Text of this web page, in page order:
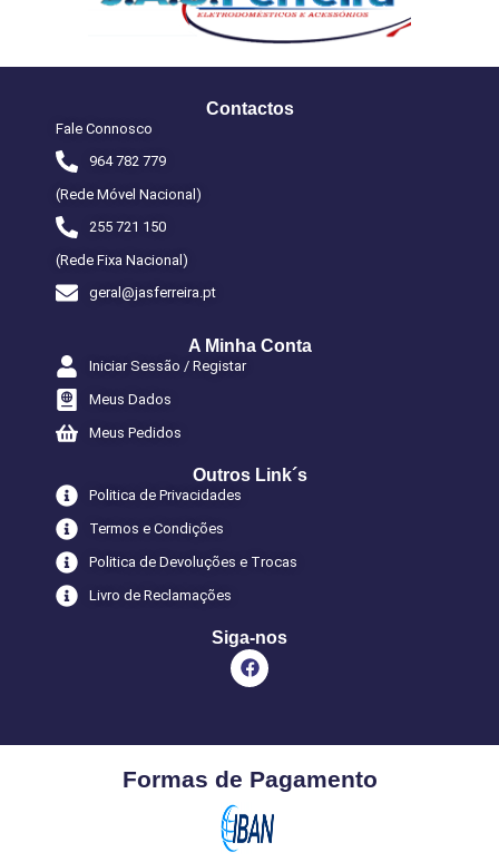
Contactos
Fale Connosco
964 782 779
(Rede Móvel Nacional)
255 721 150
(Rede Fixa Nacional)
geral@jasferreira.pt
A Minha Conta
Iniciar Sessão / Registar
Meus Dados
Meus Pedidos
Outros Link´s
Politica de Privacidades
Termos e Condições
Politica de Devoluções e Trocas
Livro de Reclamações
Siga-nos
Formas de Pagamento